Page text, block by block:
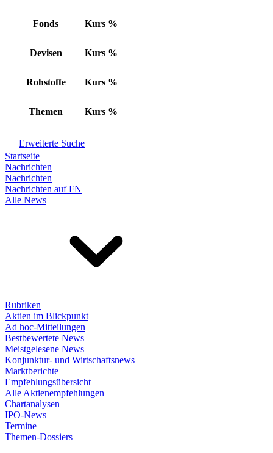
Fonds Kurs %
Devisen Kurs %
Rohstoffe Kurs %
Themen Kurs %
Erweiterte Suche
Startseite
Nachrichten
Nachrichten
Nachrichten auf FN
Alle News
Rubriken
Aktien im Blickpunkt
Ad hoc-Mitteilungen
Bestbewertete News
Meistgelesene News
Konjunktur- und Wirtschaftsnews
Marktberichte
Empfehlungsübersicht
Alle Aktienempfehlungen
Chartanalysen
IPO-News
Termine
Themen-Dossiers